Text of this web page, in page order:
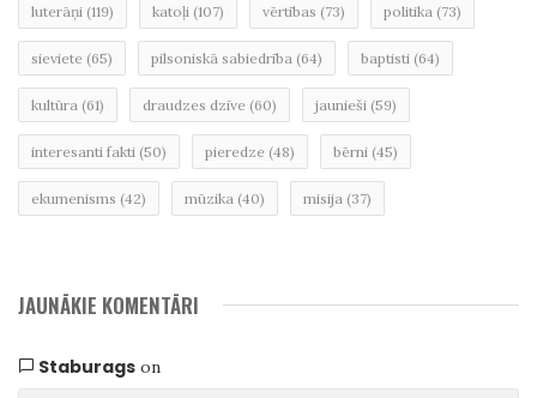
luterāņi (119) katoļi (107) vērtības (73) politika (73)
sieviete (65) pilsoniskā sabiedrība (64) baptisti (64)
kultūra (61) draudzes dzīve (60) jaunieši (59)
interesanti fakti (50) pieredze (48) bērni (45)
ekumenisms (42) mūzika (40) misija (37)
JAUNĀKIE KOMENTĀRI
Staburagson